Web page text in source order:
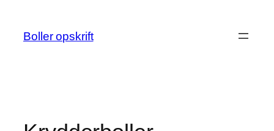
indhold
Boller opskrift